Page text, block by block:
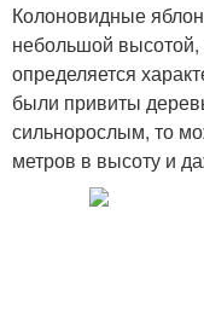
Колоновидные
небольшой высотой,
определяется
были привиты
сильнорослым, то
метров в высоту и